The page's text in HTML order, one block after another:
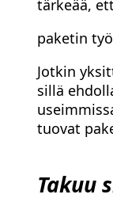
tärkeää,
paketin
Jotkin
sillä
tuovat
Takuu